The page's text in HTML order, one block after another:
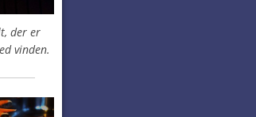
der er
vinden.